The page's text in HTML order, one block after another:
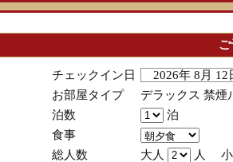
チェックイン日
2026年 8月
お部屋タイプ
デラックス 禁煙
泊数
泊
食事
総人数
大人 人 小